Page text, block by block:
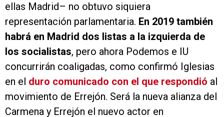
ellas Madrid– no obtuvo siquiera
representación parlamentaria. En 2019 también
habrá en Madrid dos listas a la izquierda de
los socialistas, pero ahora Podemos e IU
concurrirán coaligadas, como confirmó Iglesias
en el duro comunicado con el que respondió al
movimiento de Errejón. Será la nueva alianza del
Carmena y Errejón el nuevo actor en